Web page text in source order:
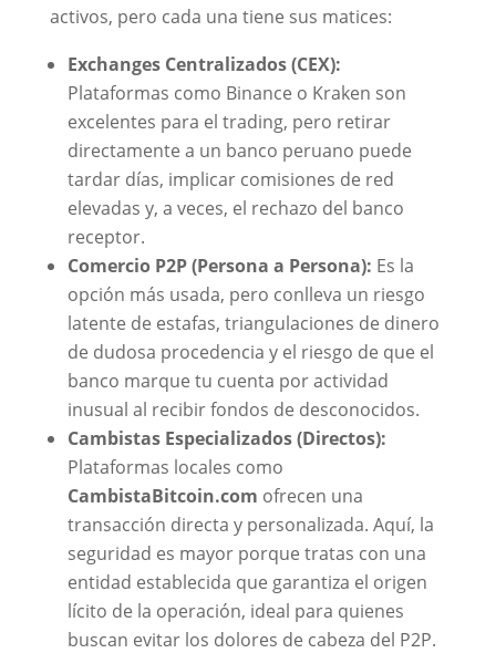
activos, pero cada una tiene sus matices:
Exchanges Centralizados (CEX):
Plataformas como Binance o Kraken son
excelentes para el trading, pero retirar
directamente a un banco peruano puede
tardar días, implicar comisiones de red
elevadas y, a veces, el rechazo del banco
receptor.
Comercio P2P (Persona a Persona): Es la
opción más usada, pero conlleva un riesgo
latente de estafas, triangulaciones de dinero
de dudosa procedencia y el riesgo de que el
banco marque tu cuenta por actividad
inusual al recibir fondos de desconocidos.
Cambistas Especializados (Directos):
Plataformas locales como
CambistaBitcoin.com ofrecen una
transacción directa y personalizada. Aquí, la
seguridad es mayor porque tratas con una
entidad establecida que garantiza el origen
lícito de la operación, ideal para quienes
buscan evitar los dolores de cabeza del P2P.